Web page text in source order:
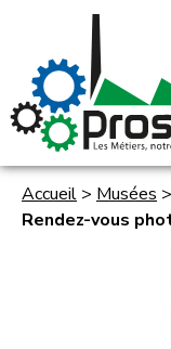
Accueil > Musées >
Rendez-vous